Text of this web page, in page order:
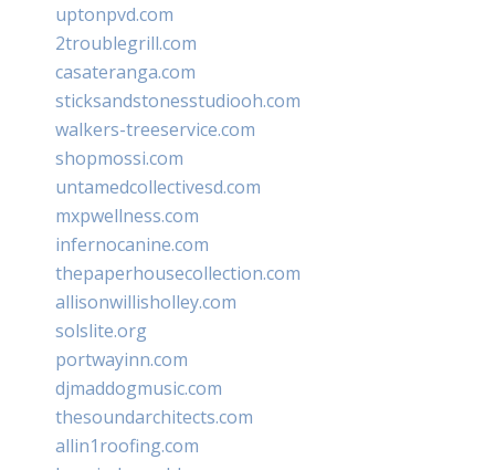
uptonpvd.com
2troublegrill.com
casateranga.com
sticksandstonesstudiooh.com
walkers-treeservice.com
shopmossi.com
untamedcollectivesd.com
mxpwellness.com
infernocanine.com
thepaperhousecollection.com
allisonwillisholley.com
solslite.org
portwayinn.com
djmaddogmusic.com
thesoundarchitects.com
allin1roofing.com